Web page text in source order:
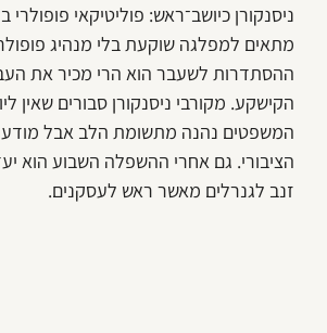
ניסנקורן כיושב־ראש: פוליטיקאי פופולרי
מתאים למפלגה שוקעת בלי מנהיג
ההסתדרות לשעבר הוא הרי מכיר את
הקישקע. מקורבי ניסנקורן סבורים שאין
המשפטים נהנה מתשומת הלב אבל מודע
הציבורי. גם אחרי ההשפלה השבוע הוא
זנב לגנרלים מאשר ראש לעסקנים.